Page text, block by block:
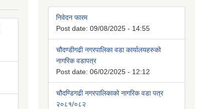
निवेदन फारम
Post date: 09/08/2025 - 14:55
चौदण्डीगढी नगरपालिका वडा कार्यालयहरुको
नागरिक वडापत्र
Post date: 06/02/2025 - 12:12
चौदण्डिगढी नगरपालिकाको नागरिक वडा पत्र
२०८१/०८२